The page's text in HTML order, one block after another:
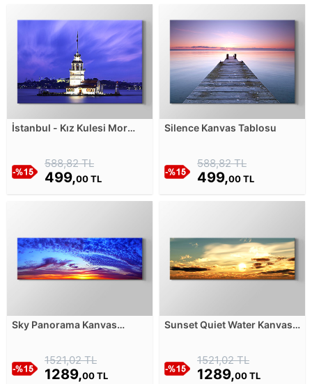
İstanbul - Kız Kulesi Mor
588,82 TL
499,00 TL
Silence Kanvas Tablosu
588,82 TL
499,00 TL
Sky Panorama Kanvas
1521,02 TL
1289,00 TL
Sunset Quiet Water Kanvas
1521,02 TL
1289,00 TL